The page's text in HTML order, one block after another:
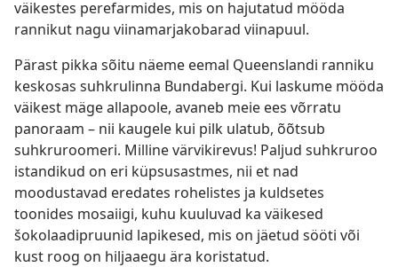
väikestes perefarmides, mis on hajutatud mööda
rannikut nagu viinamarjakobarad viinapuul.
Pärast pikka sõitu näeme eemal Queenslandi ranniku
keskosas suhkrulinna Bundabergi. Kui laskume mööda
väikest mäge allapoole, avaneb meie ees võrratu
panoraam – nii kaugele kui pilk ulatub, õõtsub
suhkruroomeri. Milline värvikirevus! Paljud suhkruroo
istandikud on eri küpsusastmes, nii et nad
moodustavad eredates rohelistes ja kuldsetes
toonides mosaiigi, kuhu kuuluvad ka väikesed
šokolaadipruunid lapikesed, mis on jäetud sööti või
kust roog on hiljaaegu ära koristatud.